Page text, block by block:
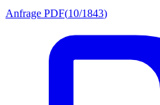
Anfrage PDF(10/1843)